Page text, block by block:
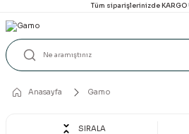
Tüm siparişlerinizde KARGO
Anasayfa Gamo
SIRALA